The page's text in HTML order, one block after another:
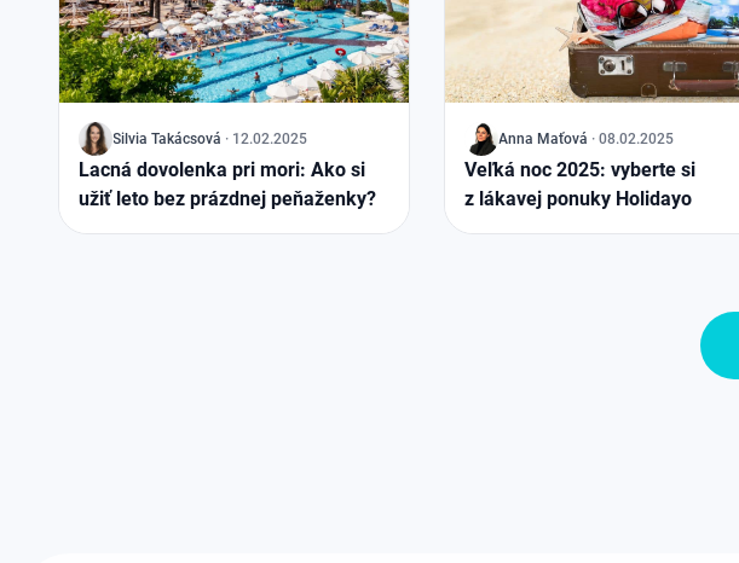
J Silvia Takácsová · 12.02.2025
Lacná dovolenka pri mori: Ako si
užiť leto bez prázdnej peňaženky?
J Anna Maťová · 08.02.2025
Veľká noc 2025: vyberte si
z lákavej ponuky Holidayo